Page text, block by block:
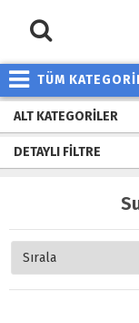
TÜM
ALT KATEGORILER
DETAYLI FILTRE